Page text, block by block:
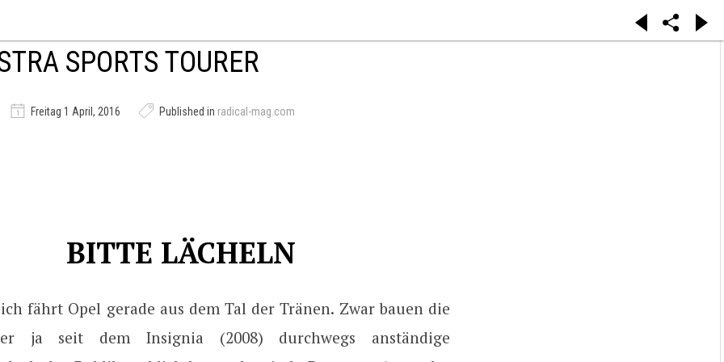
SPORTS TOURER
Freitag 1 April, 2016 Published in radical-mag.com
BITTE LÄCHELN
fährt Opel gerade aus dem Tal der Tränen. Zwar bauen die
ja seit dem Insignia (2008) durchwegs anständige